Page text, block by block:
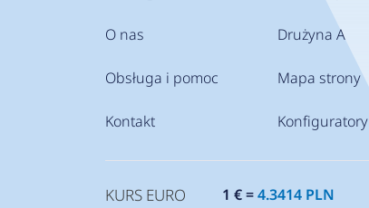
O nas
Obsługa i pomoc
Kontakt
Drużyna A
Mapa strony
Konfiguratory
KURS EURO 1 € =4.3414 PLN